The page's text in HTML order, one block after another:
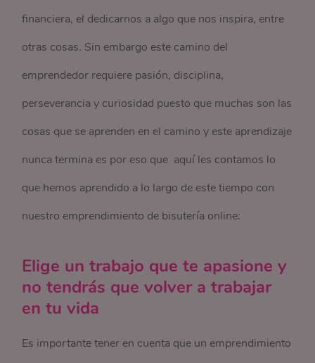
financiera, el dedicarnos a algo que nos inspira, entre
otras cosas. Sin embargo este camino del
emprendedor requiere pasión, disciplina,
perseverancia y curiosidad puesto que muchas son las
cosas que se aprenden en el camino y este aprendizaje
nunca termina es por eso que aquí les contamos lo
que hemos aprendido a lo largo de este tiempo con
nuestro emprendimiento de bisutería online:
Elige un trabajo que te apasione y
no tendrás que volver a trabajar
en tu vida
Es importante tener en cuenta que un emprendimiento